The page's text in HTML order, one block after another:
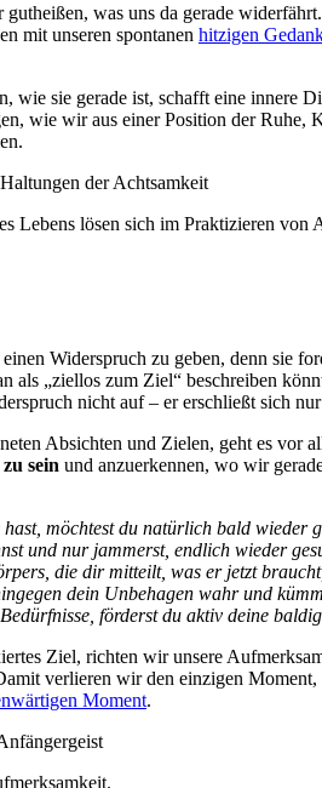
gutheißen, was uns da gerade
mit unseren spontanen hitzigen
wie sie gerade ist, schafft eine innere
wie wir aus einer Position der Ruhe,
Lebens lösen sich im Praktizieren von
Widerspruch zu geben, denn sie
als „ziellos zum Ziel“ beschreiben
nicht auf – er erschließt sich
Absichten und Zielen, geht es vor
sein und anzuerkennen, wo wir
möchtest du natürlich bald wieder
und nur jammerst, endlich wieder
die dir mitteilt, was er jetzt
dein Unbehagen wahr und
förderst du aktiv deine
Ziel, richten wir unsere
verlieren wir den einzigen
Moment.